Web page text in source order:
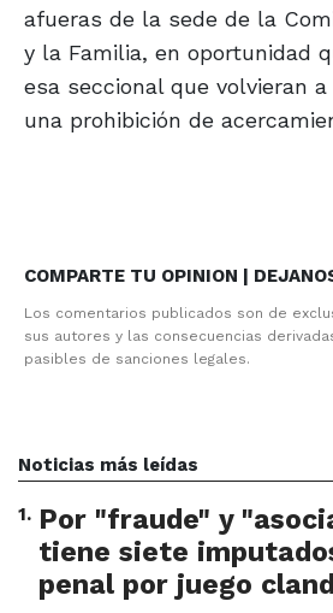
afueras de la sede de la
y la Familia, en oportunidad
esa seccional que volvieran
una prohibición de
COMPARTE TU OPINION |
Los comentarios publicados son de
sus autores y las consecuencias
pasibles de sanciones legales.
Noticias más leídas
1. Por "fraude" y
tiene siete
penal por juego